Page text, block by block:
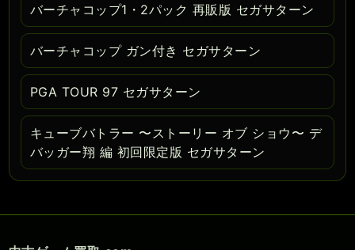
バーチャコップ1・2パック 再販版 セガサターン
バーチャコップ ガン付き セガサターン
PGA TOUR 97 セガサターン
キューブバトラー 〜ストーリー オブ ショウ〜 デ
バッガー翔 編 初回限定版 セガサターン